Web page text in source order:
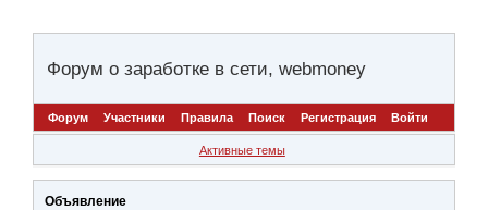
Форум о заработке в сети, webmoney
Форум Участники Правила Поиск Регистрация Войти
Активные темы
Объявление